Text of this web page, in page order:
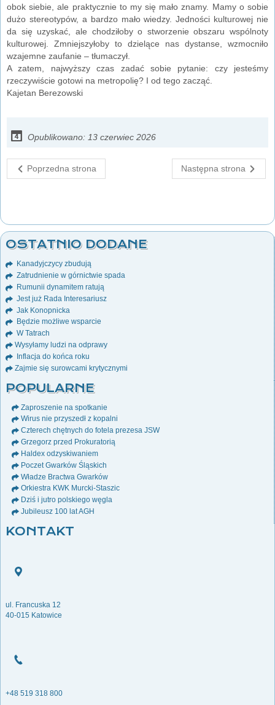
obok siebie, ale praktycznie to my się mało znamy. Mamy o sobie
dużo stereotypów, a bardzo mało wiedzy. Jedności kulturowej nie
da się uzyskać, ale chodziłoby o stworzenie obszaru wspólnoty
kulturowej. Zmniejszyłoby to dzielące nas dystanse, wzmocniło
wzajemne zaufanie – tłumaczył.
A zatem, najwyższy czas zadać sobie pytanie: czy jesteśmy
rzeczywiście gotowi na metropolię? I od tego zacząć.
Kajetan Berezowski
Opublikowano: 13 czerwiec 2026
Poprzedna strona Następna strona
OSTATNIO DODANE
Kanadyjczycy zbudują
Zatrudnienie w górnictwie spada
Rumunii dynamitem ratują
Jest już Rada Interesariusz
Jak Konopnicka
Będzie możliwe wsparcie
W Tatrach
Wysyłamy ludzi na odprawy
Inflacja do końca roku
Zajmie się surowcami krytycznymi
POPULARNE
Zaproszenie na spotkanie
Wirus nie przyszedł z kopalni
Czterech chętnych do fotela prezesa JSW
Grzegorz przed Prokuratorią
Haldex odzyskiwaniem
Poczet Gwarków Śląskich
Władze Bractwa Gwarków
Orkiestra KWK Murcki-Staszic
Dziś i jutro polskiego węgla
Jubileusz 100 lat AGH
KONTAKT
ul. Francuska 12
40-015 Katowice
+48 519 318 800